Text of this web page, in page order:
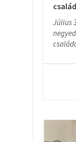
Július